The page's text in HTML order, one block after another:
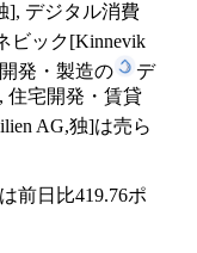
], デジタル消費
ビック[Kinnevik
発・製造の
デ
住宅開発・賃貸
AG,独]は売ら
前日比419.76ポ